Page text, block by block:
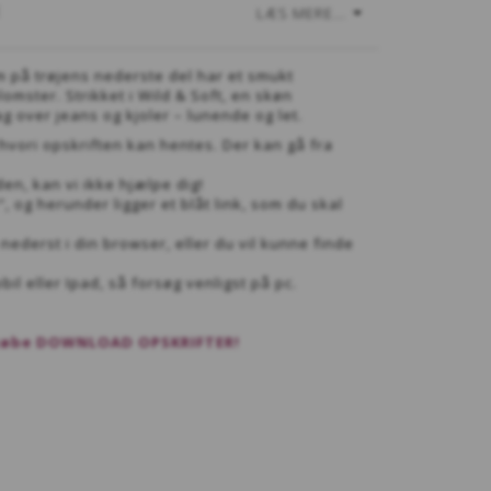
LÆS MERE...
på trøjens nederste del har et smukt
Strikket i Wild & Soft, en skøn
over jeans og kjoler – lunende og let.
opskriften kan hentes. Der kan gå fra
kan vi ikke hjælpe dig!
og herunder ligger et blåt link, som du skal
i din browser, eller du vil kunne finde
eller Ipad, så forsøg venligst på pc.
OPSKRIFTER!